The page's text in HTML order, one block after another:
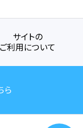
サイトの
ご利用について
ら